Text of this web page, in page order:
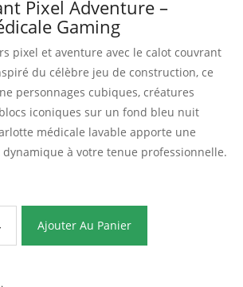
Pixel Adventure –
Gaming
pixel et aventure avec le calot couvrant
du célèbre jeu de construction, ce
personnages cubiques, créatures
iconiques sur un fond bleu nuit
médicale lavable apporte une
à votre tenue professionnelle.
Ajouter Au Panier